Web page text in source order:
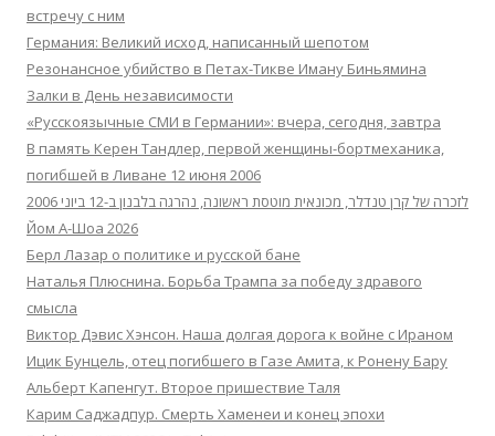
встречу с ним
Германия: Великий исход, написанный шепотом
Резонансное убийство в Петах-Тикве Иману Биньямина
Залки в День независимости
«Русскоязычные СМИ в Германии»: вчера, сегодня, завтра
В память Керен Тандлер, первой женщины-бортмеханика,
погибшей в Ливане 12 июня 2006
לזכרה של קרן טנדלר, מכונאית מוטסת ראשונה, נהרגה בלבנון ב-12 ביוני 2006
Йом А-Шоа 2026
Берл Лазар о политике и русской бане
Наталья Плюснина. Борьба Трампа за победу здравого
смысла
Виктор Дэвис Хэнсон. Наша долгая дорога к войне с Ираном
Ицик Бунцель, отец погибшего в Газе Амита, к Ронену Бару
Альберт Капенгут. Второе пришествие Таля
Карим Саджадпур. Смерть Хаменеи и конец эпохи